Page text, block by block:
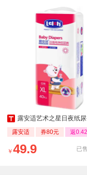
露安适艺术之星日夜纸尿裤拉拉裤
露安适 券80元 返0.42
已
￥ 49.9